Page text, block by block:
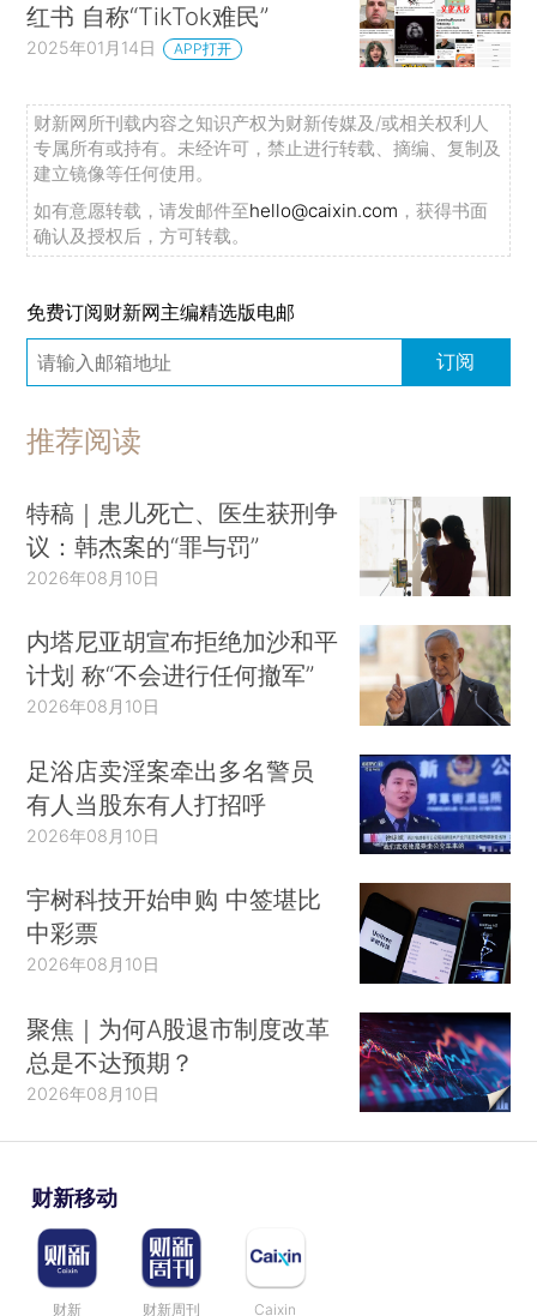
红书 自称“TikTok难民”
2025年01月14日 APP打开
财新网所刊载内容之知识产权为财新传媒及/或相关权利人
专属所有或持有。未经许可，禁止进行转载、摘编、复制及
建立镜像等任何使用。
如有意愿转载，请发邮件至hello@caixin.com ，获得书面
确认及授权后，方可转载。
免费订阅财新网主编精选版电邮
订阅
推荐阅读
特稿｜患儿死亡、医生获刑争
议：韩杰案的“罪与罚”
2026年08月10日
内塔尼亚胡宣布拒绝加沙和平
计划 称“不会进行任何撤军”
2026年08月10日
足浴店卖淫案牵出多名警员
有人当股东有人打招呼
2026年08月10日
宇树科技开始申购 中签堪比
中彩票
2026年08月10日
聚焦｜为何A股退市制度改革
总是不达预期？
2026年08月10日
财新移动
财新 财新周刊 Caixin